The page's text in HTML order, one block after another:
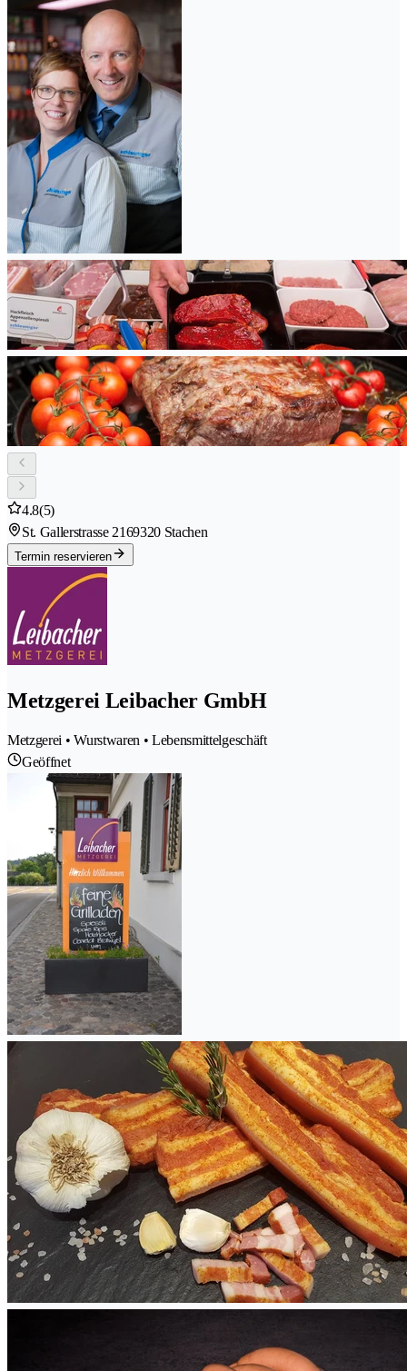
4.8(5)
St. Gallerstrasse 2169320 Stachen
Termin reservieren
Metzgerei Leibacher GmbH
Metzgerei • Wurstwaren • Lebensmittelgeschäft
Geöffnet